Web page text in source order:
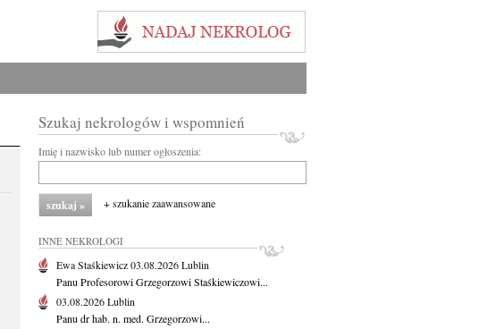
Szukaj nekrologów i wspomnień
Imię i nazwisko lub numer ogłoszenia:
+ szukanie zaawansowane
INNE NEKROLOGI
Ewa Staśkiewicz03.08.2026Lublin
Panu Profesorowi Grzegorzowi Staśkiewiczowi...
03.08.2026Lublin
Panu dr hab. n. med. Grzegorzowi...